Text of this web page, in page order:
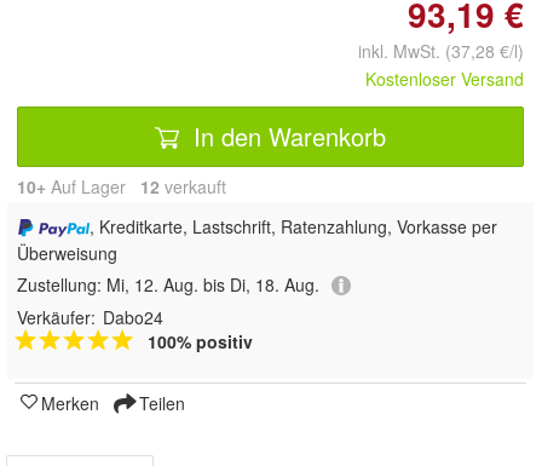
93,19 €
inkl. MwSt. (37,28 €/l)
Kostenloser Versand
In den Warenkorb
10+ Auf Lager 12 verkauft
, Kreditkarte, Lastschrift, Ratenzahlung, Vorkasse per
Überweisung
Zustellung: Mi, 12. Aug. bis Di, 18. Aug.
Verkäufer: Dabo24
100% positiv
Merken Teilen